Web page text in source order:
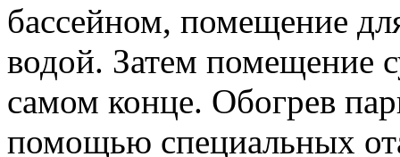
бассейном, помещение
водой. Затем помещение
самом конце. Обогрев
помощью специальных